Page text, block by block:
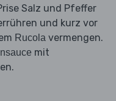
Salz und Pfeffer
und kurz vor
Rucola vermengen.
mit